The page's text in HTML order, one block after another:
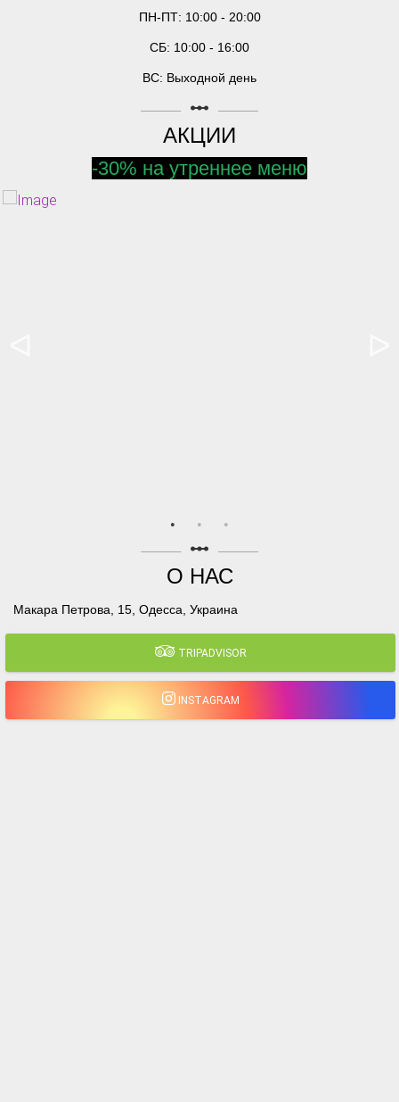
ПН-ПТ: 10:00 - 20:00
СБ: 10:00 - 16:00
ВС: Выходной день
linear_scale
АКЦИИ
-30% на утреннее меню
linear_scale
О НАС
Макара Петрова, 15, Одесса, Украина
TRIPADVISOR
INSTAGRAM